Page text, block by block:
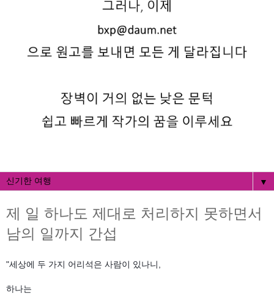
▼
제 일 하나도 제대로 처리하지 못하면서
남의 일까지 간섭
"세상에 두 가지 어리석은 사람이 있나니,
하나는